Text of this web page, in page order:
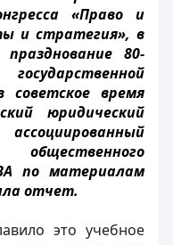
«Право и
и стратегия», в
80-
советское время
юридический
общественного
по материалам
отчет.
это учебное